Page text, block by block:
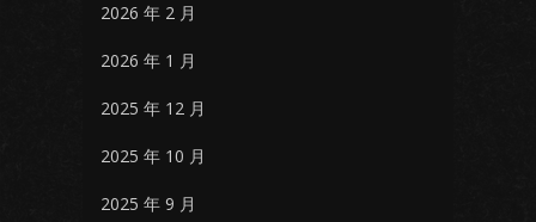
2026 年 2 月
2026 年 1 月
2025 年 12 月
2025 年 10 月
2025 年 9 月